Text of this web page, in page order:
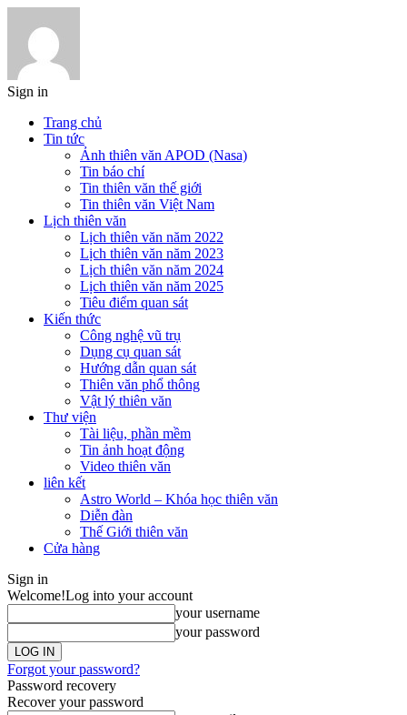
Sign in
Trang chủ
Tin tức
Ảnh thiên văn APOD (Nasa)
Tin báo chí
Tin thiên văn thế giới
Tin thiên văn Việt Nam
Lịch thiên văn
Lịch thiên văn năm 2022
Lịch thiên văn năm 2023
Lịch thiên văn năm 2024
Lịch thiên văn năm 2025
Tiêu điểm quan sát
Kiến thức
Công nghệ vũ trụ
Dụng cụ quan sát
Hướng dẫn quan sát
Thiên văn phổ thông
Vật lý thiên văn
Thư viện
Tài liệu, phần mềm
Tin ảnh hoạt động
Video thiên văn
liên kết
Astro World – Khóa học thiên văn
Diễn đàn
Thế Giới thiên văn
Cửa hàng
Sign in
Welcome!Log into your account
your username
your password
Forgot your password?
Password recovery
Recover your password